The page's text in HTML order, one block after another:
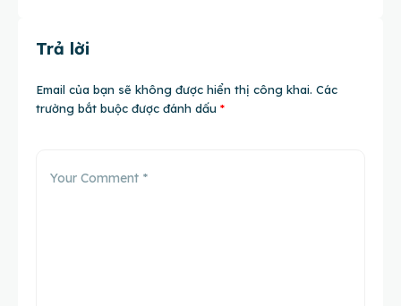
Trả lời
Email của bạn sẽ không được hiển thị công khai. Các
trường bắt buộc được đánh dấu *